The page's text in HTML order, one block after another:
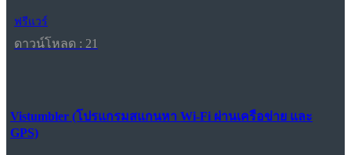
ฟรีแวร์
ดาวน์โหลด : 21
Vistumbler (โปรแกรมสแกนหา Wi-Fi ผ่านเครือข่าย และ
GPS)